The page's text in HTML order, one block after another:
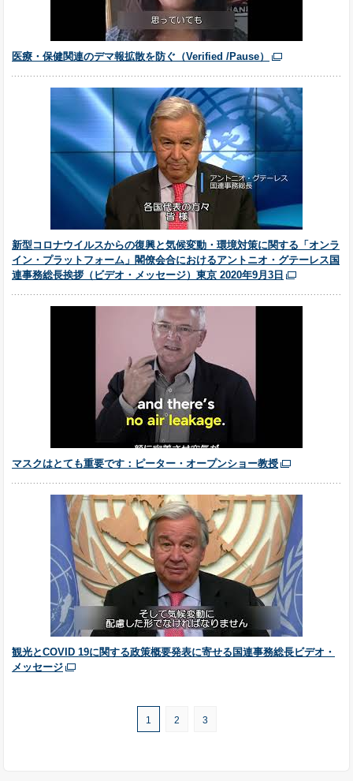
医療・保健関連のデマ報拡散を防ぐ（Verified /Pause）
新型コロナウイルスからの復興と気候変動・環境対策に関する「オンラ
イン・プラットフォーム」閣僚会合におけるアントニオ・グテーレス国
連事務総長挨拶（ビデオ・メッセージ）東京 2020年9月3日
マスクはとても重要です：ピーター・オープンショー教授
観光とCOVID 19に関する政策概要発表に寄せる国連事務総長ビデオ・
メッセージ
1 2 3